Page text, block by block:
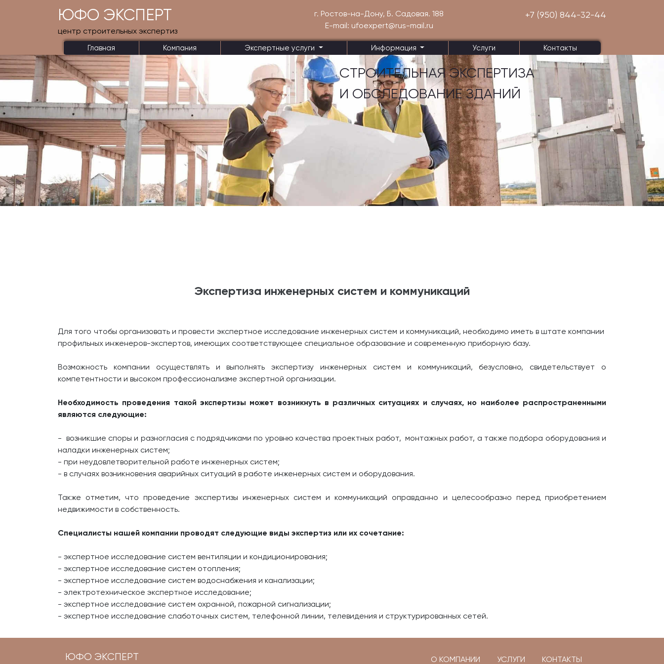
ЮФО ЭКСПЕРТ
центр строительных экспертиз
г. Ростов-на-Дону, Б. Садовая. 188
E-mail: ufoexpert@rus-mail.ru
+7 (950) 844-32-44
Главная Компания Экспертные услуги Информация Услуги Контакты
СТРОИТЕЛЬНАЯ ЭКСПЕРТИЗА
И ОБСЛЕДОВАНИЕ ЗДАНИЙ
Экспертиза инженерных систем и коммуникаций
Для того чтобы организовать и провести экспертное исследование инженерных систем и коммуникаций, необходимо иметь в штате компании
профильных инженеров-экспертов, имеющих соответствующее специальное образование и современную приборную базу.
Возможность компании осуществлять и выполнять экспертизу инженерных систем и коммуникаций, безусловно, свидетельствует о
компетентности и высоком профессионализме экспертной организации.
Необходимость проведения такой экспертизы может возникнуть в различных ситуациях и случаях, но наиболее распространенными
являются следующие:
- возникшие споры и разногласия с подрядчиками по уровню качества проектных работ, монтажных работ, а также подбора оборудования и
наладки инженерных систем;
- при неудовлетворительной работе инженерных систем;
- в случаях возникновения аварийных ситуаций в работе инженерных систем и оборудования.
Также отметим, что проведение экспертизы инженерных систем и коммуникаций оправданно и целесообразно перед приобретением
недвижимости в собственность.
Специалисты нашей компании проводят следующие виды экспертиз или их сочетание:
- экспертное исследование систем вентиляции и кондиционирования;
- экспертное исследование систем отопления;
- экспертное исследование систем водоснабжения и канализации;
- электротехническое экспертное исследование;
- экспертное исследование систем охранной, пожарной сигнализации;
- экспертное исследование слаботочных систем, телефонной линии, телевидения и структурированных сетей.
ЮФО ЭКСПЕРТ О КОМПАНИИ УСЛУГИ КОНТАКТЫ